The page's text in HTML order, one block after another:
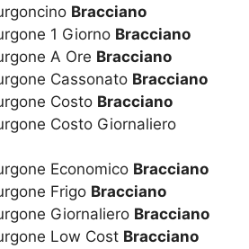
Bracciano
1 Giorno Bracciano
A Ore Bracciano
Cassonato Bracciano
Costo Bracciano
Costo Giornaliero
Economico Bracciano
Frigo Bracciano
Giornaliero Bracciano
Low Cost Bracciano